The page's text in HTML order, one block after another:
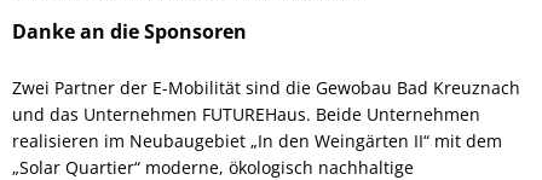
Danke an die Sponsoren
Zwei Partner der E-Mobilität sind die Gewobau Bad Kreuznach
und das Unternehmen FUTUREHaus. Beide Unternehmen
realisieren im Neubaugebiet „In den Weingärten II“ mit dem
„Solar Quartier“ moderne, ökologisch nachhaltige